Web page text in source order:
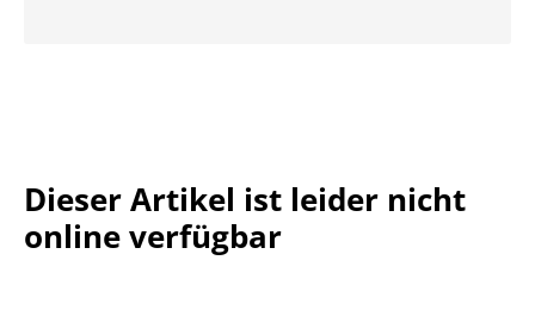
Dieser Artikel ist leider nicht
online verfügbar